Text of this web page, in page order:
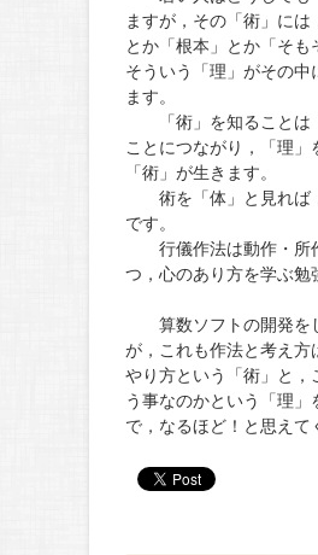
ますが，その「術」には
とか「根本」とか「そも
そういう「理」がその中
ます。
「術」を知ることは
ことにつながり，「理」
「術」が生きます。
術を「体」と見れば
です。
行儀作法は動作・所
つ，心のあり方を学ぶ勉
算数ソフトの開発を
が，これも作法と考え方
やり方という「術」と，
う事なのかという「理」
で，なるほど！と思えて